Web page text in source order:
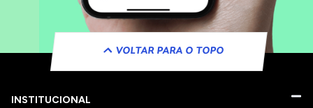
VOLTAR PARA O TOPO
INSTITUCIONAL